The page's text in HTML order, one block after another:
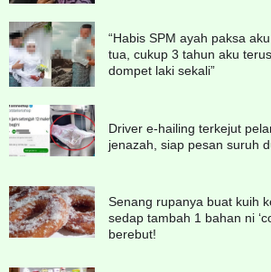
“Habis SPM ayah paksa
tua, cukup 3 tahun aku
dompet laki sekali”
Driver e-hailing terkejut
jenazah, siap pesan suruh
Senang rupanya buat kuih
sedap tambah 1 bahan ni
berebut!